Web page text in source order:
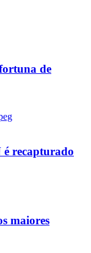
de
recapturado
maiores